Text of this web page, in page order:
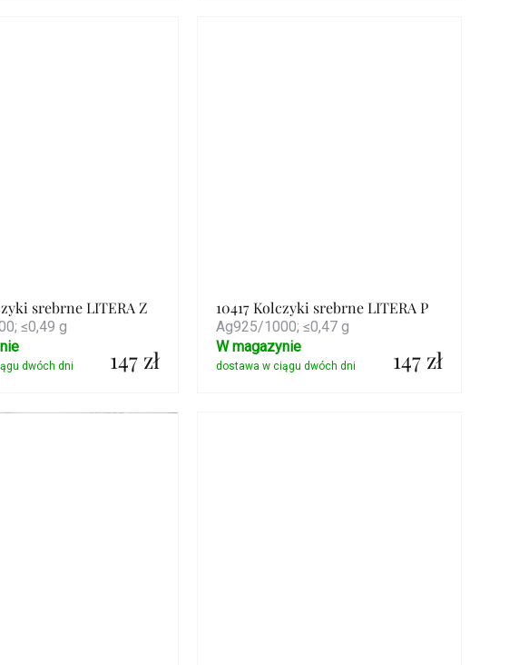
srebrne LITERA Z
≤0,49 g
147 zł
Szczegóły
10417 Kolczyki srebrne LITERA P
Ag925/1000; ≤0,47 g
147 zł
W magazynie